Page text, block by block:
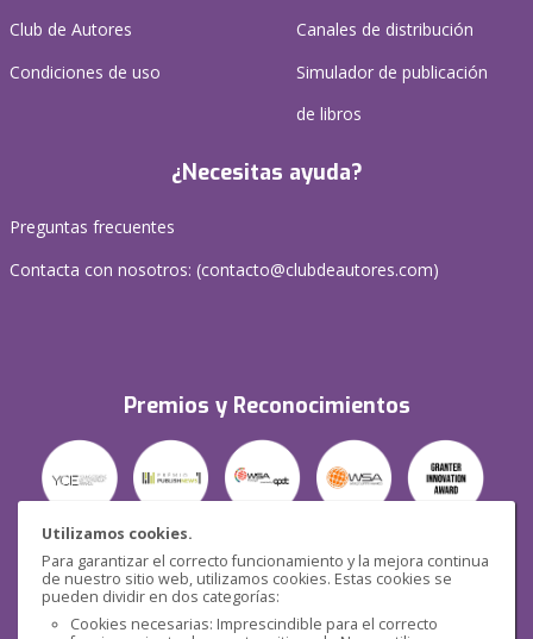
Utilizamos cookies.
Para garantizar el correcto funcionamiento y la mejora continua
de nuestro sitio web, utilizamos cookies. Estas cookies se
pueden dividir en dos categorías:
Cookies necesarias: Imprescindible para el correcto
Club de Autores
Condiciones de uso
Canales de distribución
Simulador de publicación
de libros
¿Necesitas ayuda?
Preguntas frecuentes
Contacta con nosotros: (contacto@clubdeautores.com)
Premios y Reconocimientos
Seguridad